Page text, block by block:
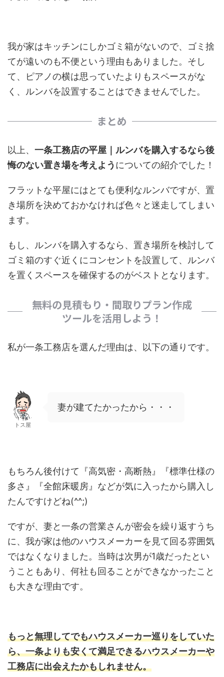
我が家はキッチンにしかゴミ箱がないので、ゴミ捨
てが遠いのも不便という理由もありました。そし
て、ピアノの横は思っていたよりもスペースがな
く、ルンバを設置することはできませんでした。
まとめ
以上、 一条工務店の平屋｜ルンバを購入するなら後
悔のない置き場を考えよう についての紹介でした！
フラットな平屋にはとても便利なルンバですが、置
き場所を決めておかなければ色々と迷走してしまい
ます。
もし、ルンバを購入するなら、置き場所を検討して
ゴミ箱のすぐ近くにコンセントを設置して、ルンバ
を置くスペースを確保するのがベストとなります。
無料の見積もり・間取りプラン作成
ツールを活用しよう！
私が一条工務店を選んだ理由は、以下の通りです。
トス屋
妻が建てたかったから・・・
もちろん後付けて『高気密・高断熱』『標準仕様の
多さ』『全館床暖房』などが気に入ったから購入し
たんですけどね(^^;)
ですが、妻と一条の営業さんが密会を繰り返すうち
に、我が家は他のハウスメーカーを見て回る雰囲気
ではなくなりました。当時は次男が1歳だったとい
うこともあり、何社も回ることができなかったこと
も大きな理由です。
もっと無理してでもハウスメーカー巡りをしていた
ら、一条よりも安くて満足できるハウスメーカーや
工務店に出会えたかもしれません。